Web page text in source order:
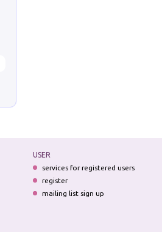
USER
services for registered users
register
mailing list sign up